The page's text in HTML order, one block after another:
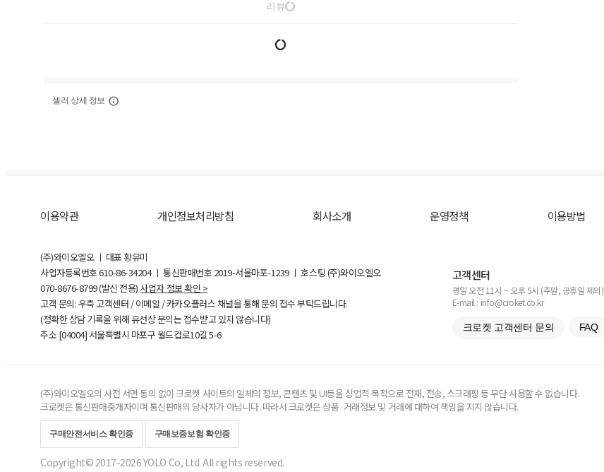
리뷰
셀러 상세 정보
이용약관 개인정보처리방침 회사소개 운영정책 이용방법
(주)와이오엘오 ㅣ 대표 황유미
사업자등록번호610-86-34204ㅣ 통신판매번호 2019-서울마포-1239 ㅣ 호스팅 (주)와이오엘오
070-8676-8799 (발신 전용) 사업자 정보 확인 >
고객 문의: 우측 고객센터 / 이메일 / 카카오플러스 채널을 통해 문의 접수 부탁드립니다.
(정확한 상담 기록을 위해 유선상 문의는 접수받고 있지 않습니다)
주소 [04004] 서울특별시 마포구 월드컵로10길5-6
고객센터
평일 오전 11시 ~ 오후 5시 (주말, 공휴일 제외)
E-mail : info@croket.co.kr
크로켓 고객센터 문의 FAQ
(주)와이오엘오의 사전 서면 동의 없이 크로켓 사이트의 일체의 정보, 콘텐츠 및 UI등을 상업적 목적으로 전재, 전송, 스크래핑 등 무단 사용할 수 없습니다.
크로켓은 통신판매중개자이며 통신판매의 당사자가 아닙니다. 따라서 크로켓은 상품·거래정보 및 거래에 대하여 책임을 지지 않습니다.
구매안전서비스 확인증 구매보증보험 확인증
Copyright© 2017-2026 YOLO Co, Ltd. All rights reserved.